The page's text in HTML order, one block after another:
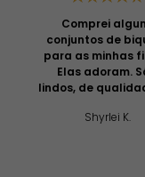
Comprei
conjuntos de
para as minhas
Elas adoram.
lindos, de
é muito boa.
Shyrlei K.